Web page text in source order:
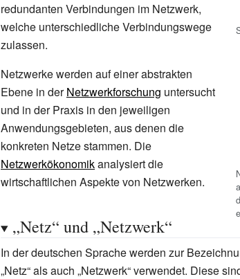
redundanten Verbindungen im Netzwerk,
welche unterschiedliche Verbindungswege
zulassen.
Netzwerke werden auf einer abstrakten
Ebene in derNetzwerkforschung untersucht
und in der Praxis in den jeweiligen
Anwendungsgebieten, aus denen die
konkreten Netze stammen. Die
Netzwerkökonomikanalysiert die
wirtschaftlichen Aspekte von Netzwerken.
„Netz“ und „Netzwerk“
In der deutschen Sprache werden zur
„Netz“ als auch „Netzwerk“ verwendet. Diese